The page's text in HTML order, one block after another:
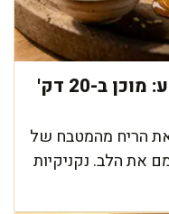
נקניקיות עם מלאווח משגע: מוכן ב-20 דק'
הריח מהמטבח של
את הלב. נקניקיות